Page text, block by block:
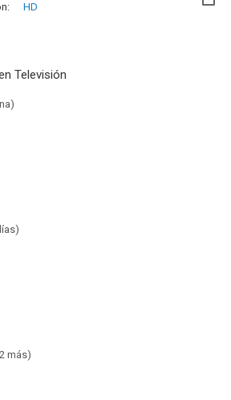
hasta el Jue, 31 Dic 2026 (Quedan 4 meses)
HD
Televisión
más)